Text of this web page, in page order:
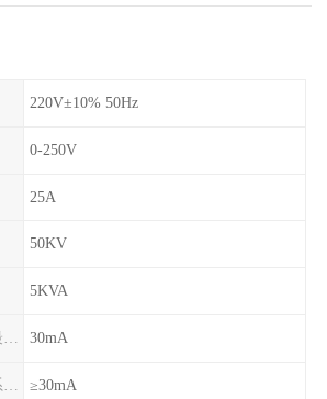
220V±10% 50Hz
0-250V
25A
50KV
5KVA
30mA
≥30mA